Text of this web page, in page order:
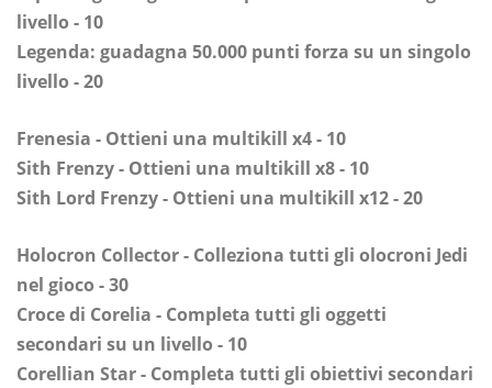
livello - 10
Legenda: guadagna 50.000 punti forza su un singolo
livello - 20
Frenesia - Ottieni una multikill x4 - 10
Sith Frenzy - Ottieni una multikill x8 - 10
Sith Lord Frenzy - Ottieni una multikill x12 - 20
Holocron Collector - Colleziona tutti gli olocroni Jedi
nel gioco - 30
Croce di Corelia - Completa tutti gli oggetti
secondari su un livello - 10
Corellian Star - Completa tutti gli obiettivi secondari